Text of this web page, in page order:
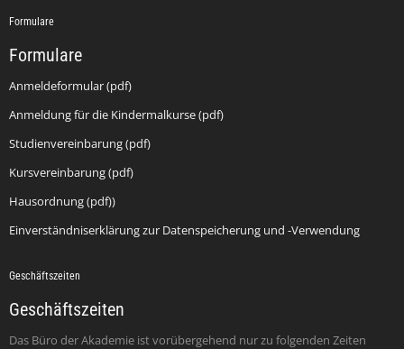
Formulare
Formulare
Anmeldeformular (pdf)
Anmeldung für die Kindermalkurse (pdf)
Studienvereinbarung (pdf)
Kursvereinbarung (pdf)
Hausordnung (pdf))
Einverständniserklärung zur Datenspeicherung und -Verwendung
Geschäftszeiten
Geschäftszeiten
Das Büro der Akademie ist vorübergehend nur zu folgenden Zeiten